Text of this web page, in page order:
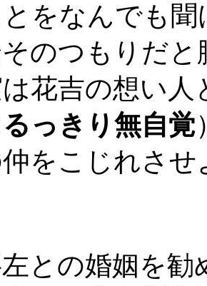
をなんでも聞
のつもりだ
花吉の想い
るっきり無自覚
をこじれさ
との婚姻を